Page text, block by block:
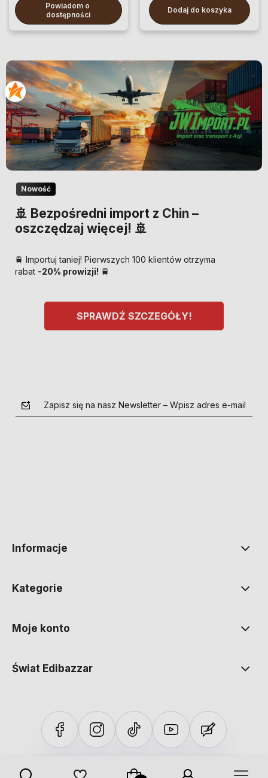
Powiadom o
dostępności
Dodaj do koszyka
Nowość
🚢 Bezpośredni import z Chin –
oszczędzaj więcej! 🚢
🚆 Importuj taniej! Pierwszych 100 klientów otrzyma
rabat -20% prowizji! 🚆
SPRAWDŹ SZCZEGÓŁY!
Zapisz się na nasz Newsletter – Wpisz adres e-mail
Informacje
Kategorie
Moje konto
Świat Edibazzar